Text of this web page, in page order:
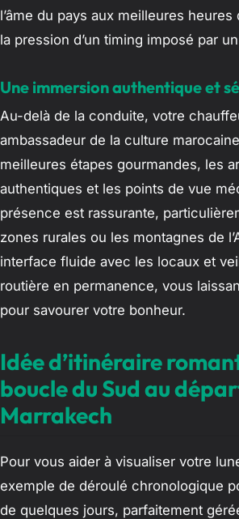
l’âme du pays aux meilleures
la pression d’un timing imposé par
Une immersion authentique et
Au-delà de la conduite, votre
ambassadeur de la culture
meilleures étapes gourmandes, les
authentiques et les points de vue
présence est rassurante,
zones rurales ou les montagnes de
interface fluide avec les locaux et
routière en permanence, vous
pour savourer votre bonheur.
Idée d’itinéraire
boucle du Sud au
Marrakech
Pour vous aider à visualiser votre
exemple de déroulé chronologique
de quelques jours, parfaitement